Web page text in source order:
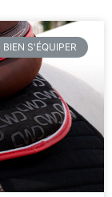
BIEN S'ÉQUIPER